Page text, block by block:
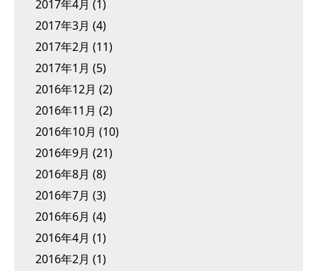
2017年4月 (1)
2017年3月 (4)
2017年2月 (11)
2017年1月 (5)
2016年12月 (2)
2016年11月 (2)
2016年10月 (10)
2016年9月 (21)
2016年8月 (8)
2016年7月 (3)
2016年6月 (4)
2016年4月 (1)
2016年2月 (1)